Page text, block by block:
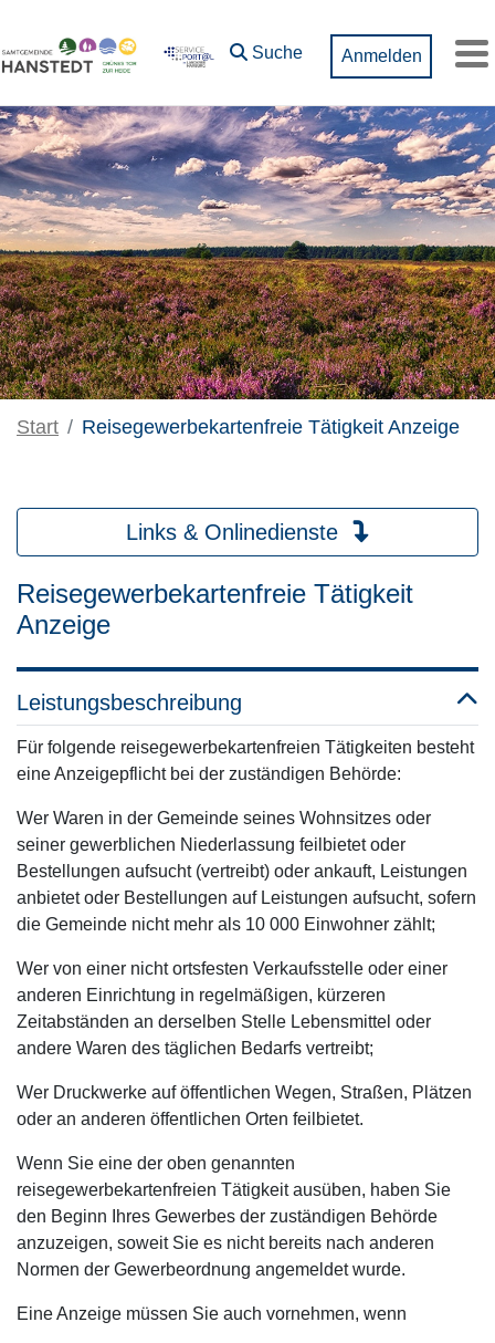
Suche Anmelden
Start Reisegewerbekartenfreie Tätigkeit Anzeige
Links & Onlinedienste
Reisegewerbekartenfreie Tätigkeit
Anzeige
Leistungsbeschreibung
Für folgende reisegewerbekartenfreien Tätigkeiten besteht
eine Anzeigepflicht bei der zuständigen Behörde:
Wer Waren in der Gemeinde seines Wohnsitzes oder
seiner gewerblichen Niederlassung feilbietet oder
Bestellungen aufsucht (vertreibt) oder ankauft, Leistungen
anbietet oder Bestellungen auf Leistungen aufsucht, sofern
die Gemeinde nicht mehr als 10 000 Einwohner zählt;
Wer von einer nicht ortsfesten Verkaufsstelle oder einer
anderen Einrichtung in regelmäßigen, kürzeren
Zeitabständen an derselben Stelle Lebensmittel oder
andere Waren des täglichen Bedarfs vertreibt;
Wer Druckwerke auf öffentlichen Wegen, Straßen, Plätzen
oder an anderen öffentlichen Orten feilbietet.
Wenn Sie eine der oben genannten
reisegewerbekartenfreien Tätigkeit ausüben, haben Sie
den Beginn Ihres Gewerbes der zuständigen Behörde
anzuzeigen, soweit Sie es nicht bereits nach anderen
Normen der Gewerbeordnung angemeldet wurde.
Eine Anzeige müssen Sie auch vornehmen, wenn